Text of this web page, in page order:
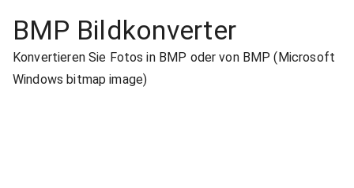
BMP Bildkonverter
Konvertieren Sie Fotos in BMP oder von BMP (Microsoft
Windows bitmap image)